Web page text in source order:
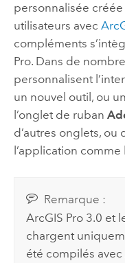
personnalisée
utilisateurs avec
compléments
Pro. Dans de
personnalisent
un nouvel outil, ou
l’onglet de ruban
d’autres onglets, ou
l’application
Remarque :
ArcGIS Pro 3.0 et
chargent
été compilés avec